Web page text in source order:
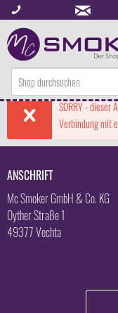
SORRY -
Verbindung mit
ANSCHRIFT
Mc Smoker GmbH & Co. KG
Oyther Straße 1
49377 Vechta